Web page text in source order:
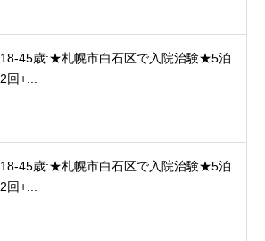
18-45歳:★札幌市白石区で入院治験★5泊
2回+...
18-45歳:★札幌市白石区で入院治験★5泊
2回+...